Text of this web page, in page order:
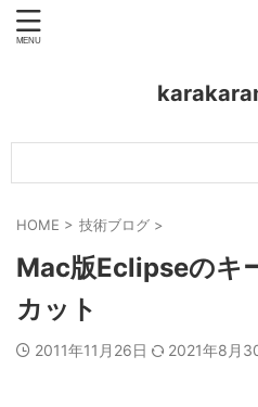
HOME > 技術ブログ >
Mac版Eclipseのキ
カット
2011年11月26日 2021年8月